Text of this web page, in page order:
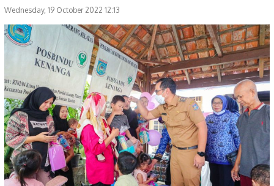
Wednesday, 19 October 2022 12:13